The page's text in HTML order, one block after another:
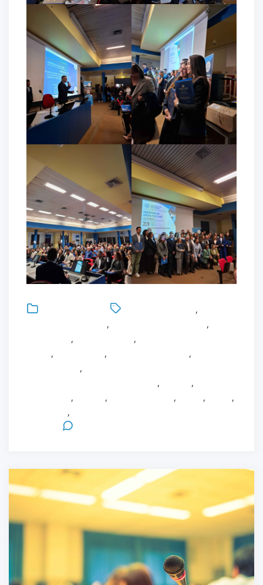
,
,
,
, ,
, ,
,
,
, ,
, , , ,
,
,